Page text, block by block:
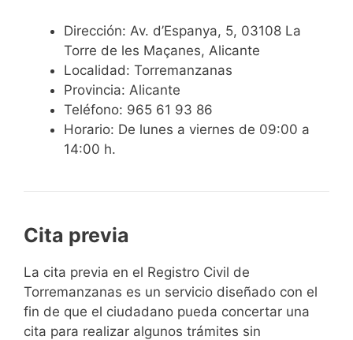
Dirección: Av. d’Espanya, 5, 03108 La
Torre de les Maçanes, Alicante
Localidad: Torremanzanas
Provincia: Alicante
Teléfono: 965 61 93 86
Horario: De lunes a viernes de 09:00 a
14:00 h.
Cita previa
​​​​​​​​​​​​​​​​​​​​​​​​​​​​La cita previa en el Registro Civil de
Torremanzanas es un servicio diseñado con el
fin de que el ciudadano pueda concertar una
cita para realizar algunos trámites sin